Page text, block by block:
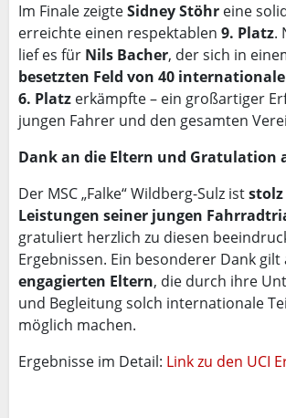
Im Finale zeigteSidney Stöhr eine
erreichte einen respektablen 9. Platz.
lief es für Nils Bacher, der sich in
besetzten Feld von 40
6. Platz erkämpfte – ein großartiger
jungen Fahrer und den gesamten
Dank an die Eltern und Gratulation
Der MSC „Falke“ Wildberg-Sulz ist
Leistungen seiner jungen
gratuliert herzlich zu diesen
Ergebnissen. Ein besonderer Dank gilt
engagierten Eltern, die durch ihre
und Begleitung solch internationale
möglich machen.
Ergebnisse im Detail: Link zu den UCI